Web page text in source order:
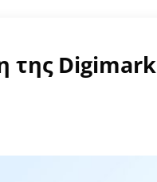
της Digimark